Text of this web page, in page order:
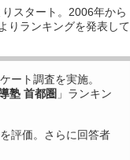
スタート。2006年から
りランキングを発表して
ート調査を実施。
塾 首都圏 」ランキン
を評価。さらに回答者